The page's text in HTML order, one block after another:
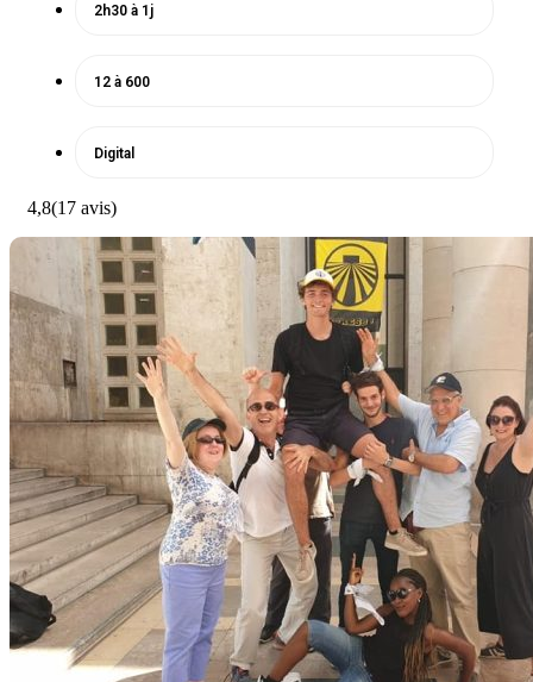
2h30 à 1j
12 à 600
Digital
4,8(17 avis)